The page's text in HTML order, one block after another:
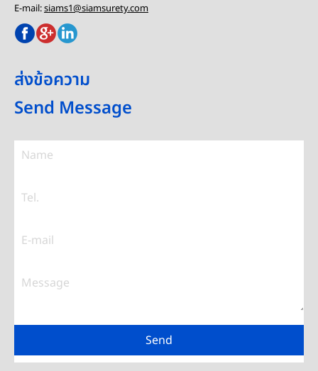
E-mail:siams1@siamsurety.com
ส่งข้อความ
Send Message
Send